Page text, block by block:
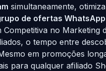
simultaneamente,
de ofertas WhatsApp
Competitiva no Marketing
o tempo entre
em promoções
para qualquer afiliado